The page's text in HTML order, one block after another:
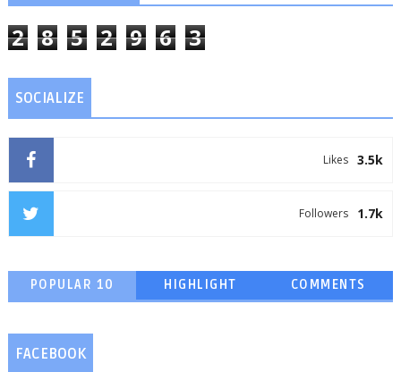
2 8 5 2 9 6 3
SOCIALIZE
3.5k
Likes
1.7k
Followers
POPULAR 10 HIGHLIGHT COMMENTS
FACEBOOK